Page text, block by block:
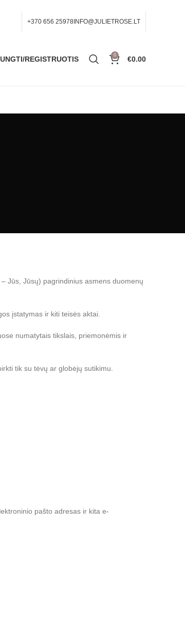
+370 656 25978 INFO@JULIETROSE.LT
REGISTRUOTIS 0 €0.00
Jūs, Jūsų) pagrindinius asmens duomenų
įstatymas ir kiti teisės aktai.
numatytais tikslais, priemonėmis ir
tik su tėvų ar globėjų sutikimu.
pašto adresas ir kita e-